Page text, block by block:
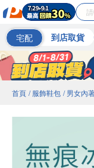
宅配 到店取貨
首頁 / 服飾鞋包 / 男女內